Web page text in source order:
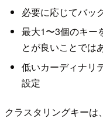
必要に応じてバッ
最大1〜3個のキー
とが良いことでは
低いカーディナリ
設定
クラスタリングキーは